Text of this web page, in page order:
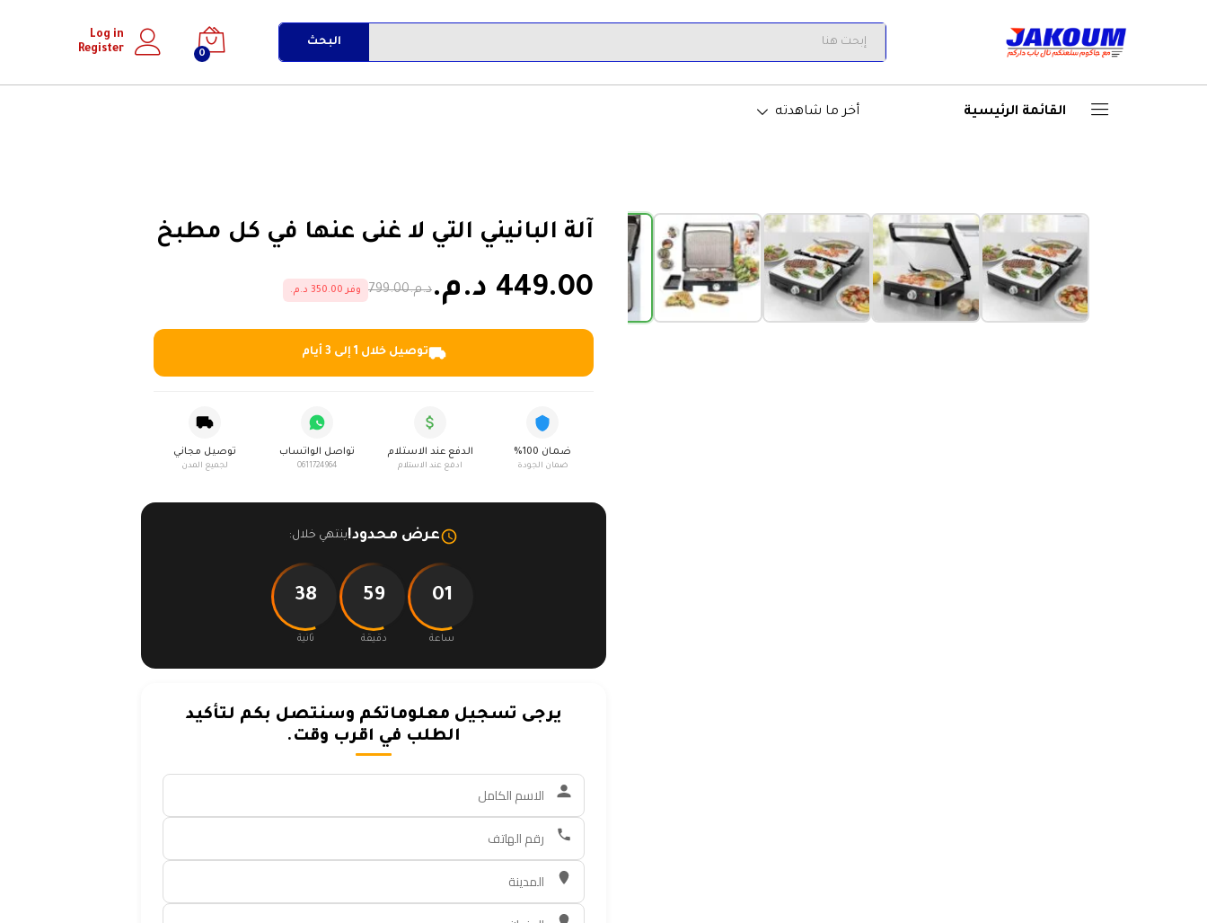
البحث
0
Log in
Register
القائمة الرئيسية أخر ما شاهدته
الأكثر مبيعاً آلة البانيني التي لا غنى عنها في كل مطبخ
449.00 د.م. د.م.799.00 وفر 350.00 د.م.
توصيل خلال 1 إلى 3 أيام
ضمان 100%
ضمان الجودة
الدفع عند الاستلام
ادفع عند الاستلام
تواصل الواتساب
0611724964
توصيل مجاني
لجميع المدن
عرض محدود!ينتهي خلال:
01
ساعة
59
دقيقة
38
ثانية
يرجى تسجيل معلوماتكم وسنتصل بكم لتأكيد
الطلب في اقرب وقت.